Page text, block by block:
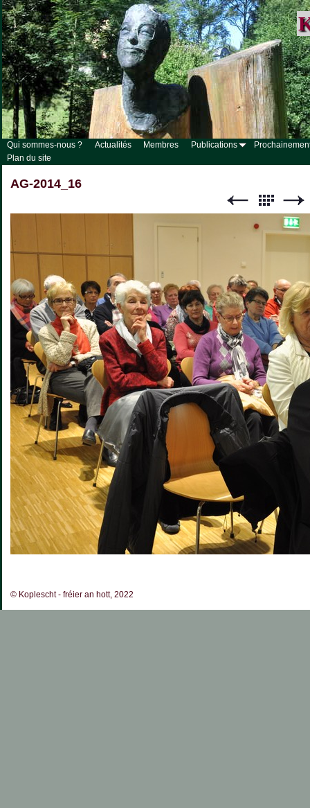
Qui sommes-nous ? Actualités Membres Publications
Plan du site
AG-2014_16
© Koplescht - fréier an hott, 2022